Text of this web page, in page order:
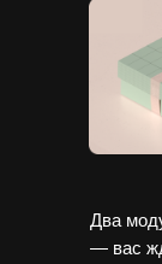
Два
— вас